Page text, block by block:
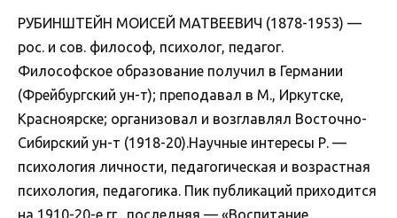
РУБИНШТЕЙН МОИСЕЙ МАТВЕЕВИЧ (1878-1953) —
рос. и сов. философ, психолог, педагог.
Философское образование получил в Германии
(Фрейбургский ун-т); преподавал в М., Иркутске,
Красноярске; организовал и возглавлял Восточно-
Сибирский ун-т (1918-20).Научные интересы Р. —
психология личности, педагогическая и возрастная
психология, педагогика. Пик публикаций приходится
на 1910-20-е гг., последняя — «Воспитание